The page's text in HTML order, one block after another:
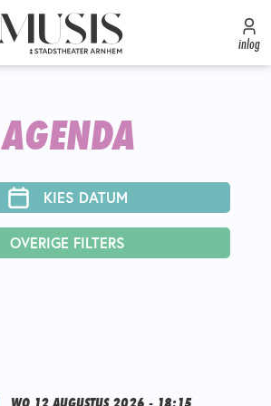
inlog
AGENDA
KIES DATUM
OVERIGE FILTERS